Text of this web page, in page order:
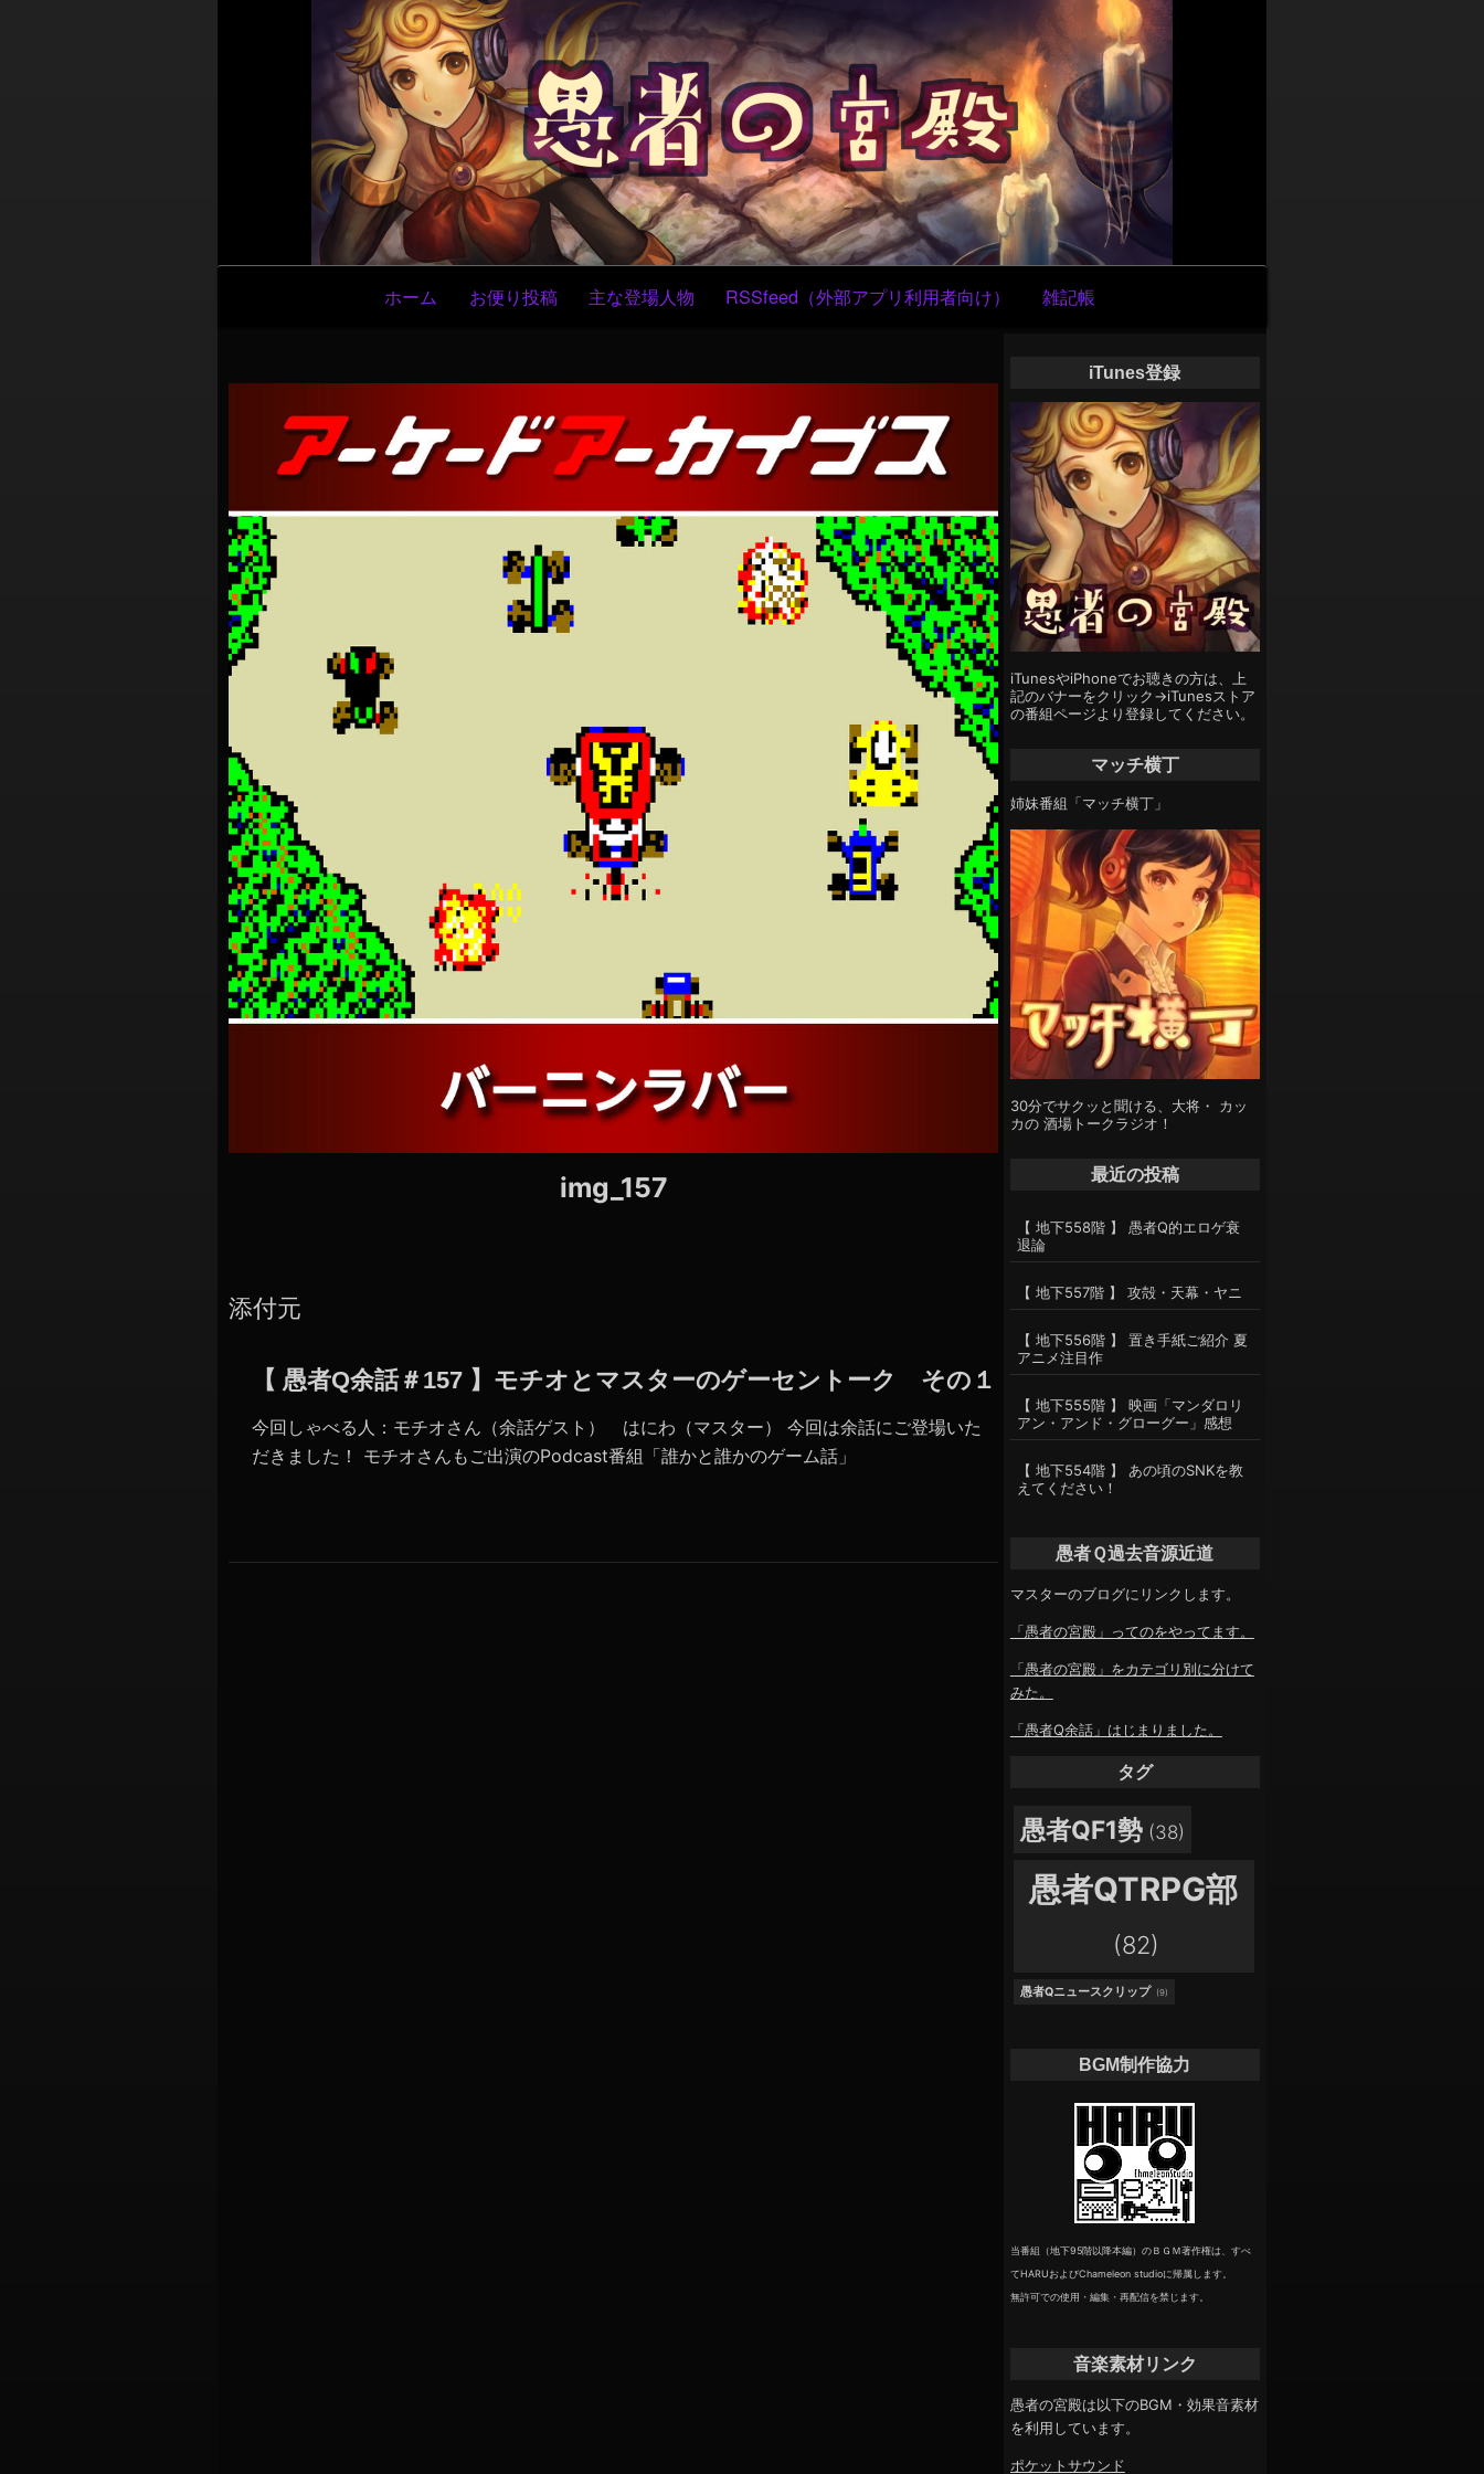
ン
テ
ン
ツ
へ
ス
キ
ッ
プ
ナ
シ
ョ
ン
ホーム お便り投稿 主な登場人物 RSSfeed（外部アプリ利用者向け） 雑記帳
img_157
添付元
【 愚者Q余話＃157 】モチオとマスターのゲーセントーク その１
今回しゃべる人：モチオさん（余話ゲスト） はにわ（マスター） 今回は余話にご登場いた
だきました！ モチオさんもご出演のPodcast番組「誰かと誰かのゲーム話」
iTunes登録
iTunesやiPhoneでお聴きの方は、上
記のバナーをクリック→iTunesストア
の番組ページより登録してください。
マッチ横丁
姉妹番組「マッチ横丁」
30分でサクッと聞ける、大将・ カッ
カの 酒場トークラジオ！
最近の投稿
【 地下558階 】 愚者Q的エロゲ衰
退論
【 地下557階 】 攻殻・天幕・ヤニ
【 地下556階 】 置き手紙ご紹介 夏
アニメ注目作
【 地下555階 】 映画「マンダロリ
アン・アンド・グローグー」感想
【 地下554階 】 あの頃のSNKを教
えてください！
愚者Ｑ過去音源近道
マスターのブログにリンクします。
「愚者の宮殿」ってのをやってます。
「愚者の宮殿」をカテゴリ別に分けて
みた。
「愚者Q余話」はじまりました。
タグ
愚者QF1勢 (38)
愚者QTRPG部
(82)
愚者Qニュースクリップ (9)
BGM制作協力
当番組（地下95階以降本編）のＢＧＭ著作権は、すべ
てHARUおよびChameleon studioに帰属します。
無許可での使用・編集・再配信を禁じます。
音楽素材リンク
愚者の宮殿は以下のBGM・効果音素材
を利用しています。
ポケットサウンド